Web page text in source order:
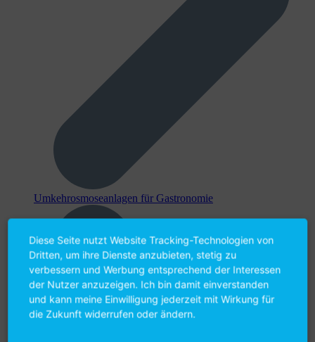
Umkehr­osmose­anlagen für Gastronomie
Diese Seite nutzt Website Tracking-Technologien von
Dritten, um ihre Dienste anzubieten, stetig zu
verbessern und Werbung entsprechend der Interessen
der Nutzer anzuzeigen. Ich bin damit einverstanden
und kann meine Einwilligung jederzeit mit Wirkung für
die Zukunft widerrufen oder ändern.